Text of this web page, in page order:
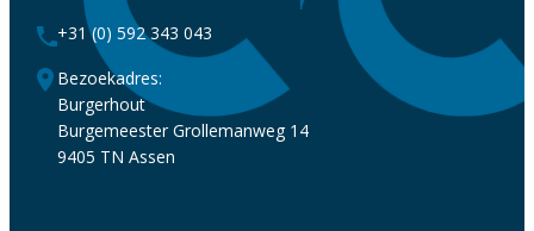
+31 (0) 592 343 043
Bezoekadres:
Burgerhout
Burgemeester Grollemanweg 14
9405 TN Assen